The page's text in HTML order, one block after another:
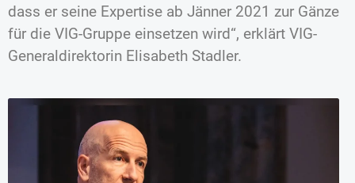
dass er seine Expertise ab Jänner 2021 zur Gänze
für die VIG-Gruppe einsetzen wird“, erklärt VIG-
Generaldirektorin Elisabeth Stadler.